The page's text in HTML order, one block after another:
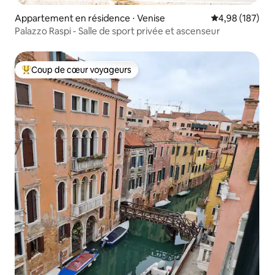
Appartement en résidence ⋅ Venise Évaluation
4,98 (187)
Palazzo Raspi - Salle de sport privée et ascenseur
Coups de cœur voyageurs les plus appréciés
Coup de cœur voyageurs